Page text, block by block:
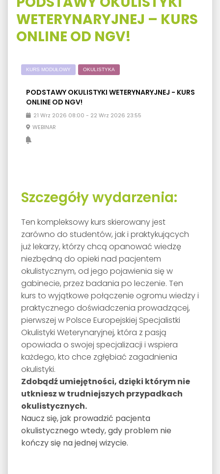
WETERYNARYJNEJ – KURS
ONLINE OD NGV!
KURS MODUŁOWY OKULISTYKA
PODSTAWY OKULISTYKI WETERYNARYJNEJ - KURS
ONLINE OD NGV!
21 Wrz 2026 08:00 - 22 Wrz 2026 23:55
WEBINAR
Szczegóły wydarzenia:
Ten kompleksowy kurs skierowany jest
zarówno do studentów, jak i praktykujących
już lekarzy, którzy chcą opanować wiedzę
niezbędną do opieki nad pacjentem
okulistycznym, od jego pojawienia się w
gabinecie, przez badania po leczenie. Ten
kurs to wyjątkowe połączenie ogromu wiedzy i
praktycznego doświadczenia prowadzącej,
pierwszej w Polsce Europejskiej Specjalistki
Okulistyki Weterynaryjnej, która z pasją
opowiada o swojej specjalizacji i wspiera
każdego, kto chce zgłębiać zagadnienia
okulistyki.
Zdobądź umiejętności, dzięki którym nie
utkniesz w trudniejszych przypadkach
okulistycznych.
Naucz się, jak prowadzić pacjenta
okulistycznego wtedy, gdy problem nie
kończy się na jednej wizycie.